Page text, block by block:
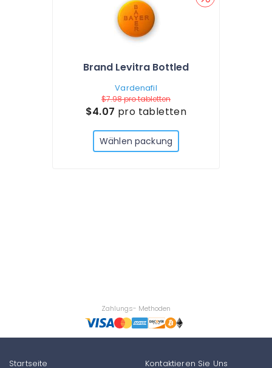
Brand Levitra Bottled
Vardenafil
$7.98pro tabletten
$4.07 pro tabletten
Wählen packung
Zahlungs- Methoden
Startseite Kontaktieren Sie Uns